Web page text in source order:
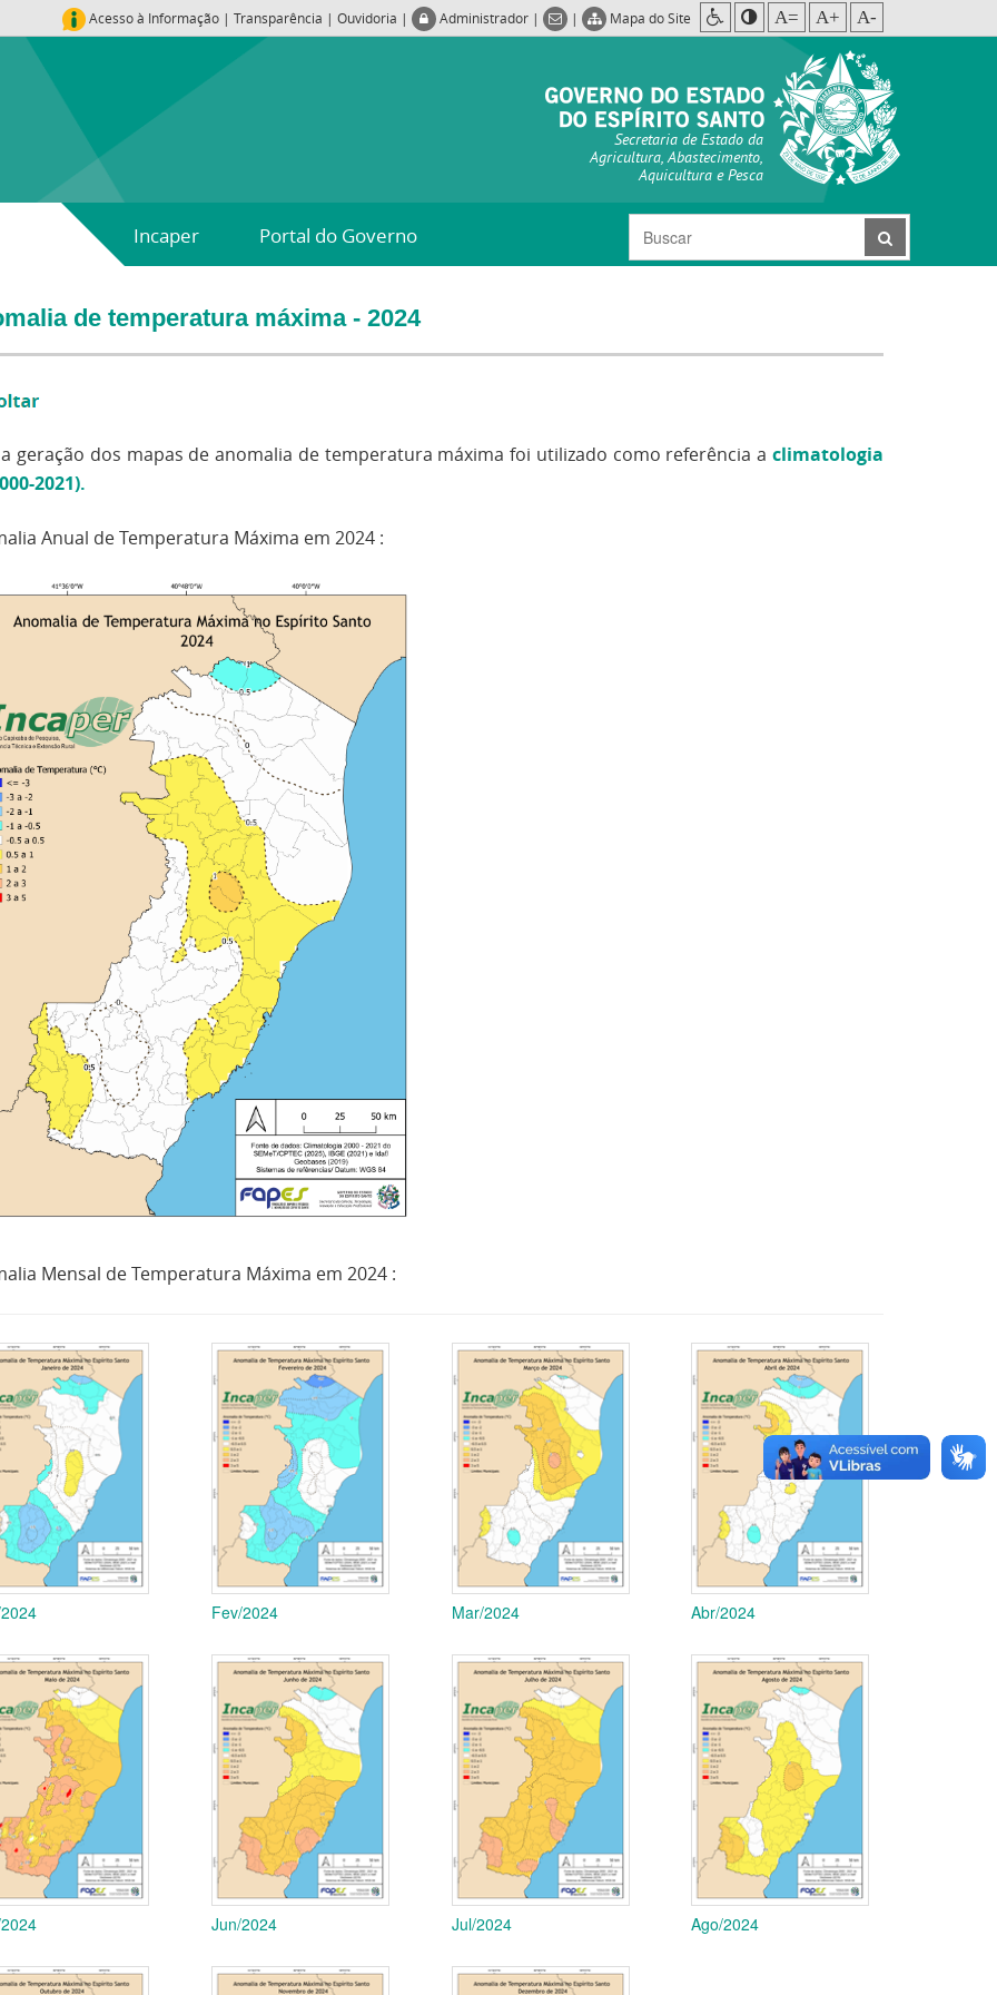
Acesso à Informação | Transparência | Ouvidoria | Administrador | | Mapa do Site A= A+ A-
Secretaria de Estado da
Agricultura, Abastecimento,
Aquicultura e Pesca
Incaper Portal do Governo
de temperatura máxima - 2024
geração dos mapas de anomalia de temperatura máxima foi utilizado como referência a climatologia
2021).
Anual de Temperatura Máxima em 2024 :
Mensal de Temperatura Máxima em 2024 :
Fev/2024 Mar/2024 Abr/2024
Jun/2024 Jul/2024 Ago/2024